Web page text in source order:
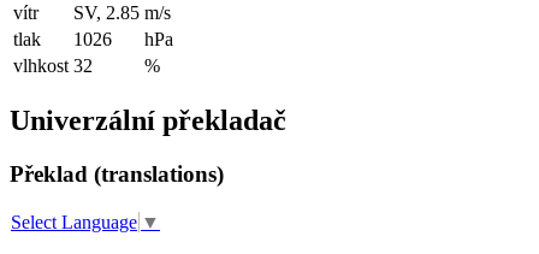
vítr
SV, 2.85 m/s
tlak
1026
hPa
vlhkost 32 %
Univerzální překladač
Překlad (translations)
Select Language ▼